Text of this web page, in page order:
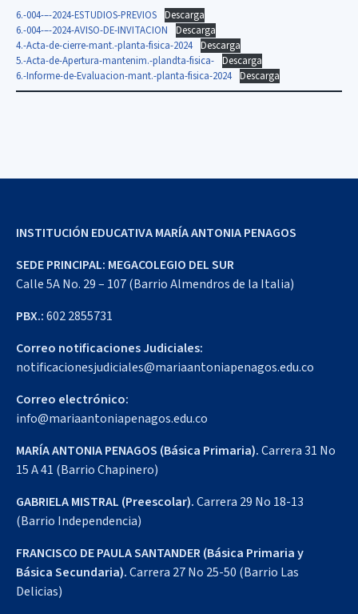
6.-004-–-2024-ESTUDIOS-PREVIOS Descarga
6.-004-–-2024-AVISO-DE-INVITACION
Descarga
4.-Acta-de-cierre-mant.-planta-fisica-2024 Descarga
5.-Acta-de-Apertura-mantenim.-plandta-fisica- Descarga
6.-Informe-de-Evaluacion-mant.-planta-fisica-2024 Descarga
INSTITUCIÓN EDUCATIVA MARÍA ANTONIA PENAGOS
SEDE PRINCIPAL: MEGACOLEGIO DEL SUR
Calle 5A No. 29 – 107 (Barrio Almendros de la Italia)
PBX.:602 2855731
Correo notificaciones Judiciales:
notificacionesjudiciales@mariaantoniapenagos.edu.co
Correo electrónico:
info@mariaantoniapenagos.edu.co
MARÍA ANTONIA PENAGOS (Básica Primaria).Carrera 31 No
15 A 41 (Barrio Chapinero)
GABRIELA MISTRAL (Preescolar).Carrera 29 No 18-13
(Barrio Independencia)
FRANCISCO DE PAULA SANTANDER (Básica Primaria y
Básica Secundaria).Carrera 27 No 25-50 (Barrio Las
Delicias)